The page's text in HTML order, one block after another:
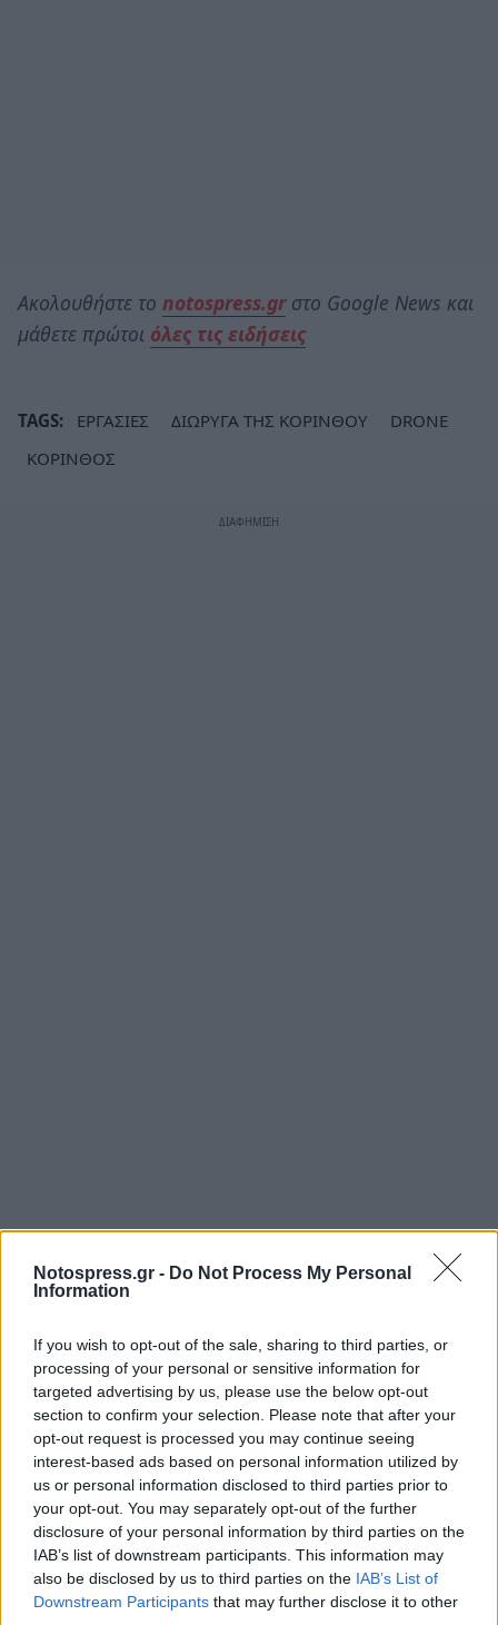
Notospress.gr - Do Not Process My Personal
Information
If you wish to opt-out of the sale, sharing to third parties, or
processing of your personal or sensitive information for
targeted advertising by us, please use the below opt-out
section to confirm your selection. Please note that after your
opt-out request is processed you may continue seeing
interest-based ads based on personal information utilized by
us or personal information disclosed to third parties prior to
your opt-out. You may separately opt-out of the further
disclosure of your personal information by third parties on the
IAB’s list of downstream participants. This information may
also be disclosed by us to third parties on the IAB’s List of
Downstream Participants that may further disclose it to other
Ακολουθήστε το notospress.grστο Google News και
μάθετε πρώτοι όλες τις ειδήσεις
TAGS: ΕΡΓΑΣΙΕΣ ΔΙΩΡΥΓΑ ΤΗΣ ΚΟΡΙΝΘΟΥ
DRONE
ΚΟΡΙΝΘΟΣ
Σχετικά Άρθρα